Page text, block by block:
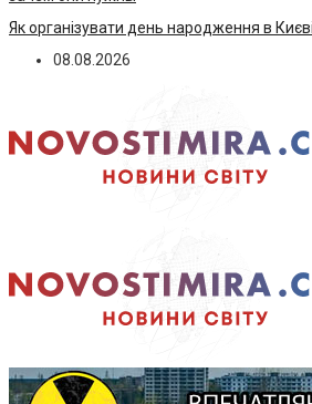
Як організувати день народження в
08.08.2026